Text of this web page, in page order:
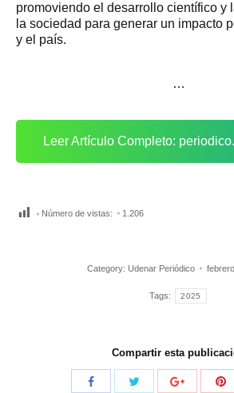
promoviendo el desarrollo científico y
la sociedad para generar un impacto
y el país.
…
Leer Artículo Completo:
Número de vistas: 1.206
Category: Udenar Periódico
Tags: 2025
Compartir esta